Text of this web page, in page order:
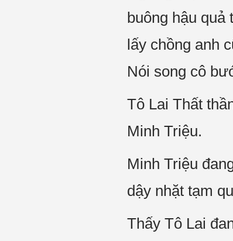
buông hậu quả
lấy chồng anh
Nói song cô
Tô Lai Thất
Minh Triệu.
Minh Triệu
dậy nhặt tạm
Thấy Tô Lai